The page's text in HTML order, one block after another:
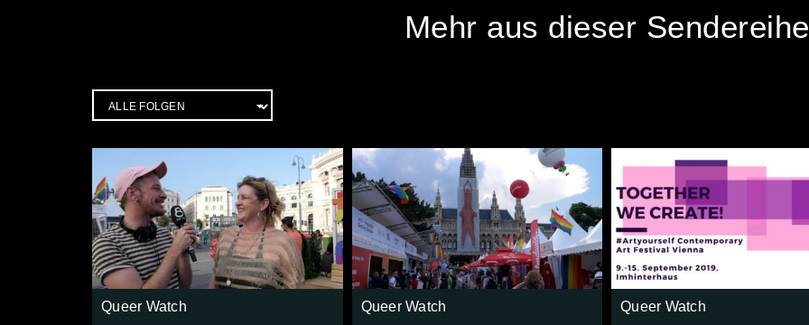
Mehr aus dieser Sendereihe
Queer Watch Queer Watch Queer Watch